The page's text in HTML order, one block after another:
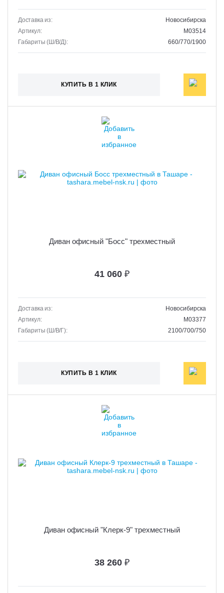
Доставка из:
Новосибирска
Артикул:
M03514
Габариты (Ш/В/Д):
660/770/1900
КУПИТЬ В 1 КЛИК
Диван офисный "Босс" трехместный
41 060 ₽
Доставка из:
Новосибирска
Артикул:
M03377
Габариты (Ш/В/Г):
2100/700/750
КУПИТЬ В 1 КЛИК
Диван офисный "Клерк-9" трехместный
38 260 ₽